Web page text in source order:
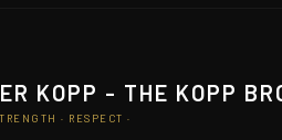
KOPP - THE KOPP
· RESPECT ·